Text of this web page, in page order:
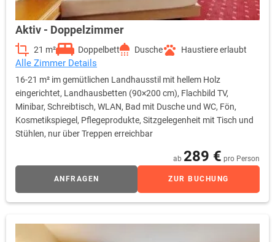
Aktiv - Doppelzimmer
21 m² Doppelbett Dusche Haustiere erlaubt
Alle Zimmer Details
16-21 m² im gemütlichen Landhausstil mit hellem Holz
eingerichtet, Landhausbetten (90×200 cm), Flachbild TV,
Minibar, Schreibtisch, WLAN, Bad mit Dusche und WC, Fön,
Kosmetikspiegel, Pflegeprodukte, Sitzgelegenheit mit Tisch und
Stühlen, nur über Treppen erreichbar
ab 289 € pro Person
ANFRAGEN ZUR BUCHUNG